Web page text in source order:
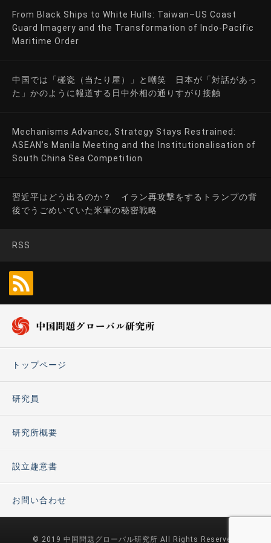
From Black Ships to White Hulls: Taiwan–US Coast
Guard Imagery and the Transformation of Indo-Pacific
Maritime Order
中国では「碰瓷（当たり屋）」と嘲笑 日本が「対話があっ
た」かのように報道する日中外相の通りすがり接触
Mechanisms Advance, Strategy Stays Restrained:
ASEAN’s Manila Meeting and the Institutionalisation of
South China Sea Competition
習近平はどう出るのか？ イラン再攻撃をするトランプの背
後でうごめいていた米軍の秘密戦略
RSS
トップページ
研究員
研究所概要
設立趣意書
お問い合わせ
© 2019 中国問題グローバル研究所 All Rights Reserved.